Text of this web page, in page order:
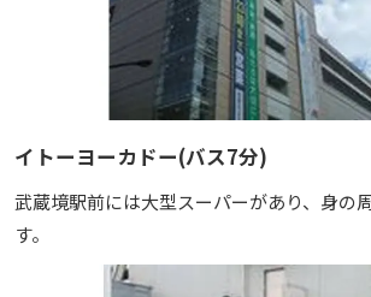
イトーヨーカドー(バス7分)
武蔵境駅前には大型スーパーがあり、身の
す。